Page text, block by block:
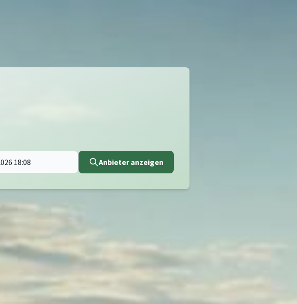
Anbieter anzeigen